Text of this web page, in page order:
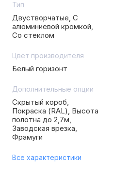
Тип
Двустворчатые, С
алюминиевой кромкой,
Со стеклом
Цвет производителя
Белый горизонт
Дополнительные опции
Скрытый короб,
Покраска (RAL), Высота
полотна до 2,7м,
Заводская врезка,
Фрамуги
Все характеристики